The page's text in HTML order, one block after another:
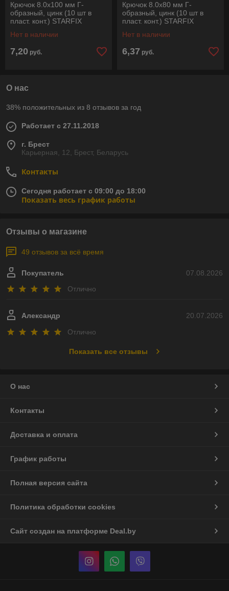
Крючок 8.0х100 мм Г-
образный, цинк (10 шт в
пласт. конт.) STARFIX
Нет в наличии
7,20 руб.
Крючок 8.0х80 мм Г-
образный, цинк (10 шт в
пласт. конт.) STARFIX
Нет в наличии
6,37 руб.
О нас
38% положительных из 8 отзывов за год
Работает с 27.11.2018
г. Брест
Карьерная, 12, Брест, Беларусь
Контакты
Сегодня работает с 09:00 до 18:00
Показать весь график работы
Отзывы о магазине
49 отзывов за всё время
07.08.2026
Покупатель
Отлично
20.07.2026
Александр
Отлично
Показать все отзывы
О нас
Контакты
Доставка и оплата
График работы
Полная версия сайта
Политика обработки cookies
Сайт создан на платформе Deal.by